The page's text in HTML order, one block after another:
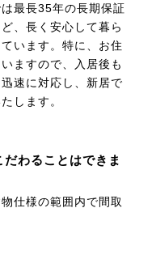
最長35年の長期保証
、長く安心して暮ら
います。特に、お住
ますので、入居後も
速に対応し、新居で
します。
わることはできま
仕様の範囲内で間取